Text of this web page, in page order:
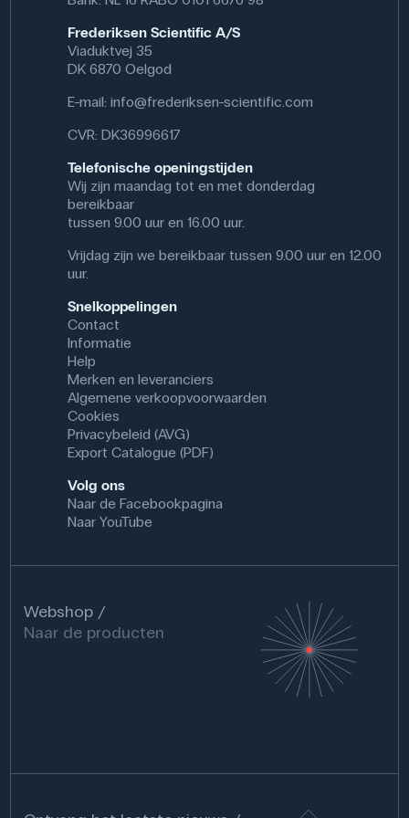
Frederiksen Scientific A/S
Viaduktvej 35
DK 6870 Oelgod
E-mail:info@frederiksen-scientific.com
CVR: DK36996617
Telefonische openingstijden
Wij zijn maandag tot en met donderdag
bereikbaar
tussen 9.00 uur en 16.00 uur.
Vrijdag zijn we bereikbaar tussen 9.00 uur en 12.00
uur.
Snelkoppelingen
Contact
Informatie
Help
Merken en leveranciers
Algemene verkoopvoorwaarden
Cookies
Privacybeleid (AVG)
Export Catalogue (PDF)
Volg ons
Naar de Facebookpagina
Naar YouTube
Webshop
Naar de producten